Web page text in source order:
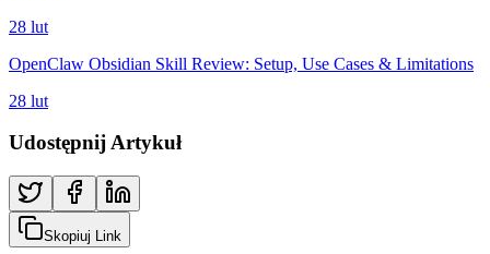
28 lut
OpenClaw Obsidian Skill Review: Setup, Use Cases & Limitations
28 lut
Udostępnij Artykuł
Skopiuj Link